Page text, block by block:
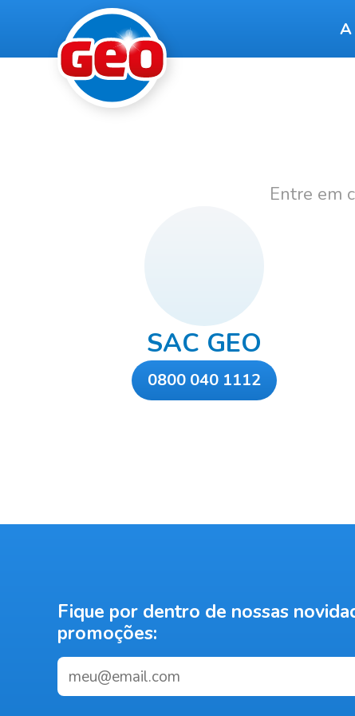
A
Entre em
SAC GEO
0800 040 1112
Fique por dentro de nossas
promoções: